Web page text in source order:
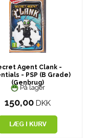
Agent Clank -
- PSP (B Grade)
(Genbrug)
På lager
150,00 DKK